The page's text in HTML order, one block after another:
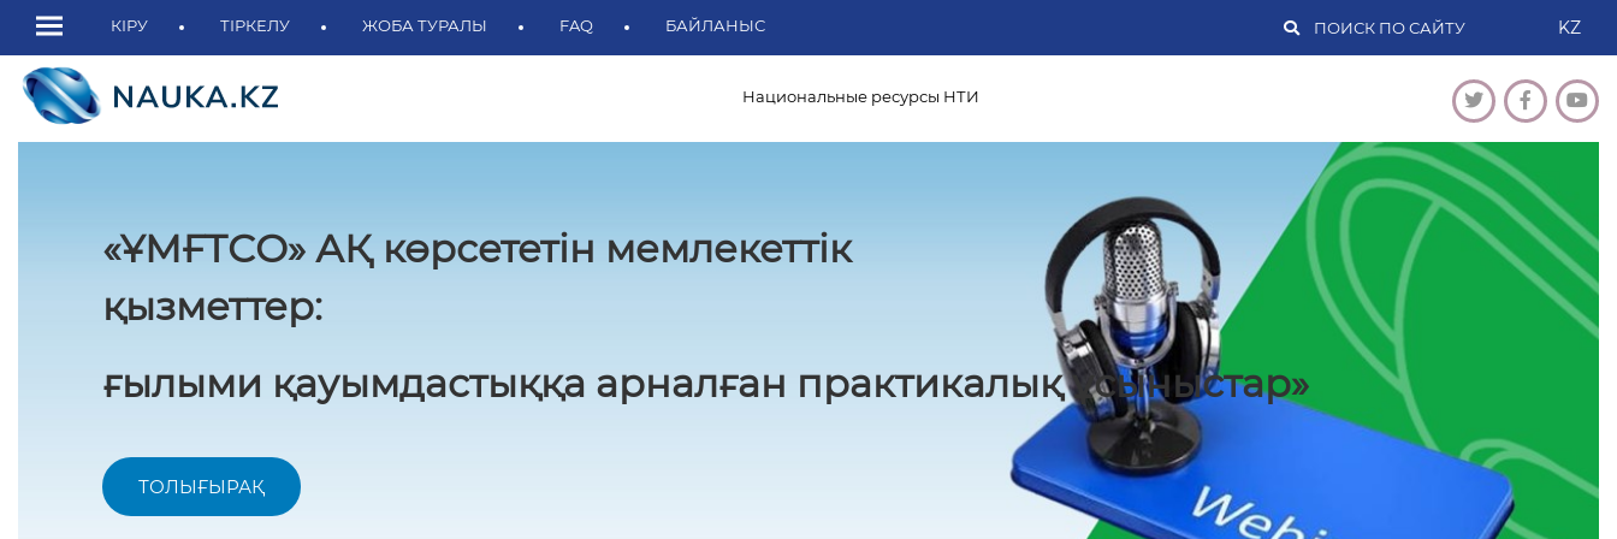
КІРУ ТІРКЕЛУ ЖОБА ТУРАЛЫ FAQ БАЙЛАНЫС KZ
Национальные ресурсы НТИ
«ҰМҒТСО» АҚ көрсететін мемлекеттік
қызметтер:
ғылыми қауымдастыққа арналған практикалық ұсыныстар»
ТОЛЫҒЫРАҚ